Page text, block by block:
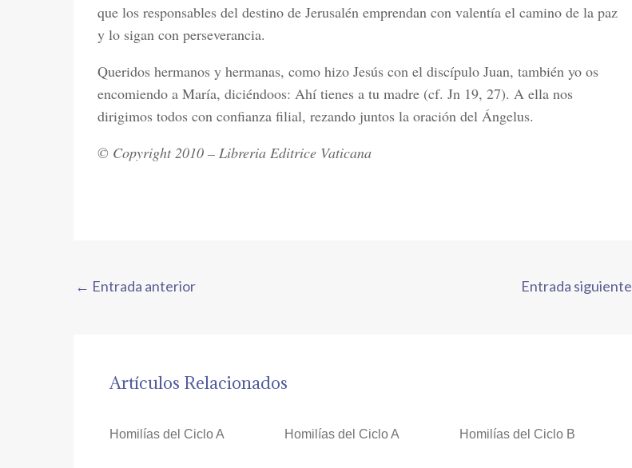
que los responsables del destino de Jerusalén emprendan con valentía el camino de la paz
y lo sigan con perseverancia.
Queridos hermanos y hermanas, como hizo Jesús con el discípulo Juan, también yo os
encomiendo a María, diciéndoos: Ahí tienes a tu madre (cf. Jn 19, 27). A ella nos
dirigimos todos con confianza filial, rezando juntos la oración del Ángelus.
© Copyright 2010 – Libreria Editrice Vaticana
← Entrada anterior Entrada siguiente
Artículos Relacionados
Homilías del Ciclo A Homilías del Ciclo A Homilías del Ciclo B